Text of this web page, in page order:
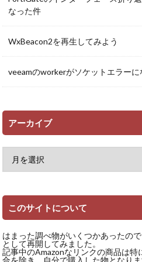
なった件
WxBeacon2を再生してみよう
veeamのworkerがソケットエラーに
アーカイブ
このサイトについて
はまった調べ物がいくつかあったの
として再開してみました。
記事中のAmazonなリンクの商品は特
合を除き、自分で購入した物となりま